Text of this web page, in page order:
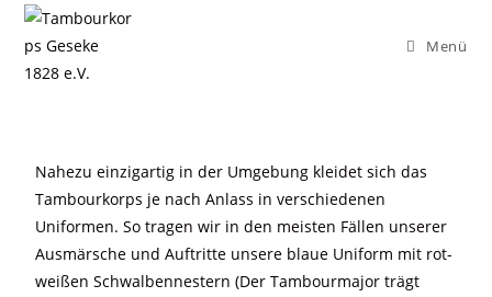
Menü
Nahezu einzigartig in der Umgebung kleidet sich das
Tambourkorps je nach Anlass in verschiedenen
Uniformen. So tragen wir in den meisten Fällen unserer
Ausmärsche und Auftritte unsere blaue Uniform mit rot-
weißen Schwalbennestern (Der Tambourmajor trägt